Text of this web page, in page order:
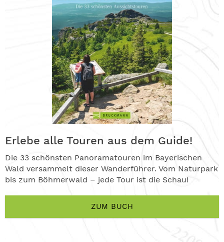
Erlebe alle Touren aus dem Guide!
Die 33 schönsten Panoramatouren im Bayerischen
Wald versammelt dieser Wanderführer. Vom Naturpark
bis zum Böhmerwald – jede Tour ist die Schau!
ZUM BUCH